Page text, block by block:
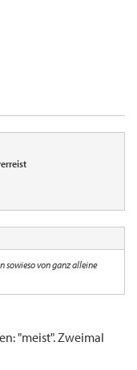
sowieso von ganz alleine
"meist". Zweimal